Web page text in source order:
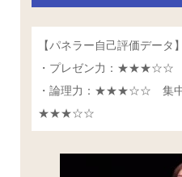
【パネラー自己評価データ】
・プレゼン力：
・論理力：★★★☆☆ 集
★★★☆☆